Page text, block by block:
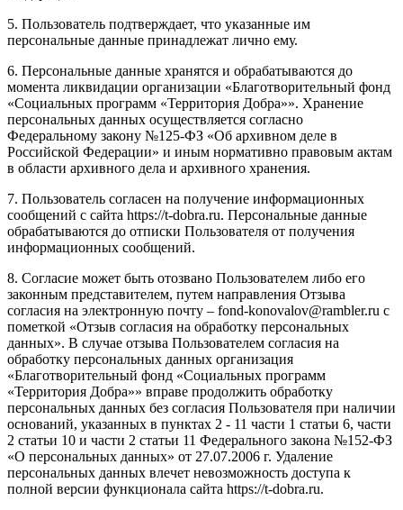
5. Пользователь подтверждает, что указанные им
персональные данные принадлежат лично ему.
6. Персональные данные хранятся и обрабатываются до
момента ликвидации организации «Благотворительный фонд
«Социальных программ «Территория Добра»». Хранение
персональных данных осуществляется согласно
Федеральному закону №125-ФЗ «Об архивном деле в
Российской Федерации» и иным нормативно правовым актам
в области архивного дела и архивного хранения.
7. Пользователь согласен на получение информационных
сообщений с сайта https://t-dobra.ru. Персональные данные
обрабатываются до отписки Пользователя от получения
информационных сообщений.
8. Согласие может быть отозвано Пользователем либо его
законным представителем, путем направления Отзыва
согласия на электронную почту – fond-konovalov@rambler.ru с
пометкой «Отзыв согласия на обработку персональных
данных». В случае отзыва Пользователем согласия на
обработку персональных данных организация
«Благотворительный фонд «Социальных программ
«Территория Добра»» вправе продолжить обработку
персональных данных без согласия Пользователя при наличии
оснований, указанных в пунктах 2 - 11 части 1 статьи 6, части
2 статьи 10 и части 2 статьи 11 Федерального закона №152-ФЗ
«О персональных данных» от 27.07.2006 г. Удаление
персональных данных влечет невозможность доступа к
полной версии функционала сайта https://t-dobra.ru.